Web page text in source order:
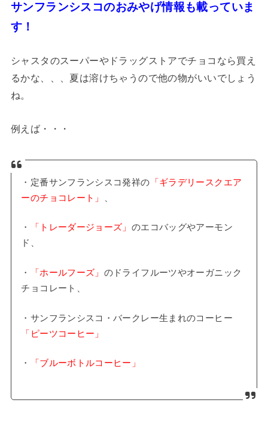
サンフランシスコのおみやげ情報も載っていま
す！
シャスタのスーパーやドラッグストアでチョコなら買え
るかな、、、夏は溶けちゃうので他の物がいいでしょう
ね。
例えば・・・
・定番サンフランシスコ発祥の 「ギラデリースクエア
ーのチョコレート」
・ 「トレーダージョーズ」 のエコバッグやアーモン
ド、
・ 「ホールフーズ」 のドライフルーツやオーガニック
チョコレート、
・サンフランシスコ・バークレー生まれのコーヒー
「ピーツコーヒー」
・ 「ブルーボトルコーヒー」